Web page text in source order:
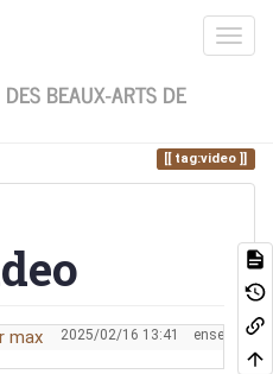
BEAUX-ARTS DE
tag:video
max 2025/02/16 13:41 enseignant